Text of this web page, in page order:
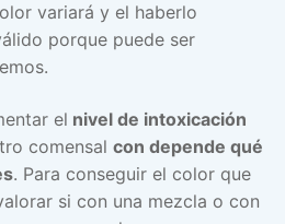
variará y el haberlo
porque puede ser
el nivel de intoxicación
comensal con depende qué
. Para conseguir el color que
si con una mezcla o con